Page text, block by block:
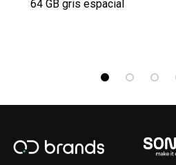
64 GB gris espacial